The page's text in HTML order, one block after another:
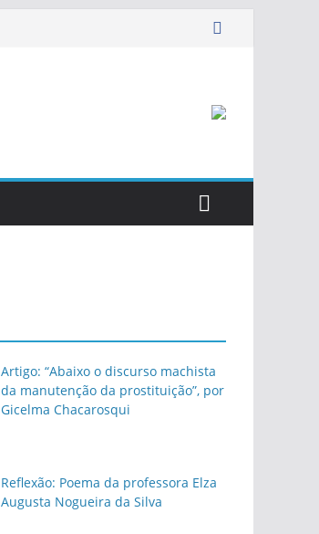
Artigo: “Abaixo o discurso machista
da manutenção da prostituição”, por
Gicelma Chacarosqui
Reflexão: Poema da professora Elza
Augusta Nogueira da Silva